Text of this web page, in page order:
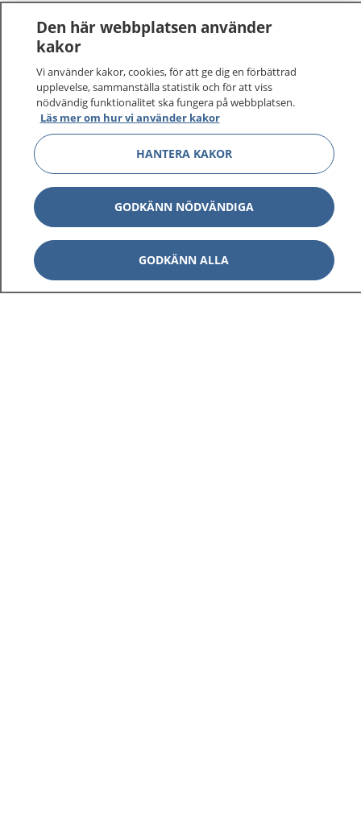
Den här webbplatsen använder
kakor
Vi använder kakor, cookies, för att ge dig en förbättrad
upplevelse, sammanställa statistik och för att viss
nödvändig funktionalitet ska fungera på webbplatsen.
Läs mer om hur vi använder kakor
HANTERA KAKOR
GODKÄNN NÖDVÄNDIGA
GODKÄNN ALLA